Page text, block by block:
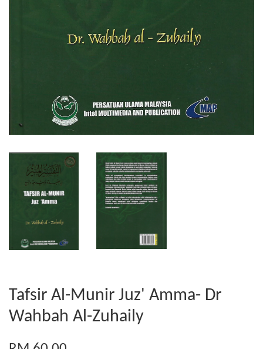
Tafsir Al-Munir Juz' Amma- Dr
Wahbah Al-Zuhaily